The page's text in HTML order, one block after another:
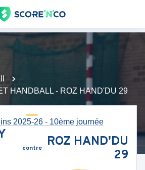
HANDBALL - ROZ HAND'DU 29
2025-26 - 10ème journée
contre
ROZ HAND'DU
29